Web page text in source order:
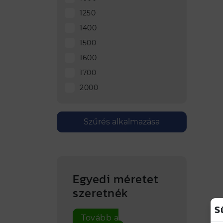
1250
1400
1500
1600
1700
2000
Szűrés alkalmazása
Egyedi méretet
szeretnék
Tovább a